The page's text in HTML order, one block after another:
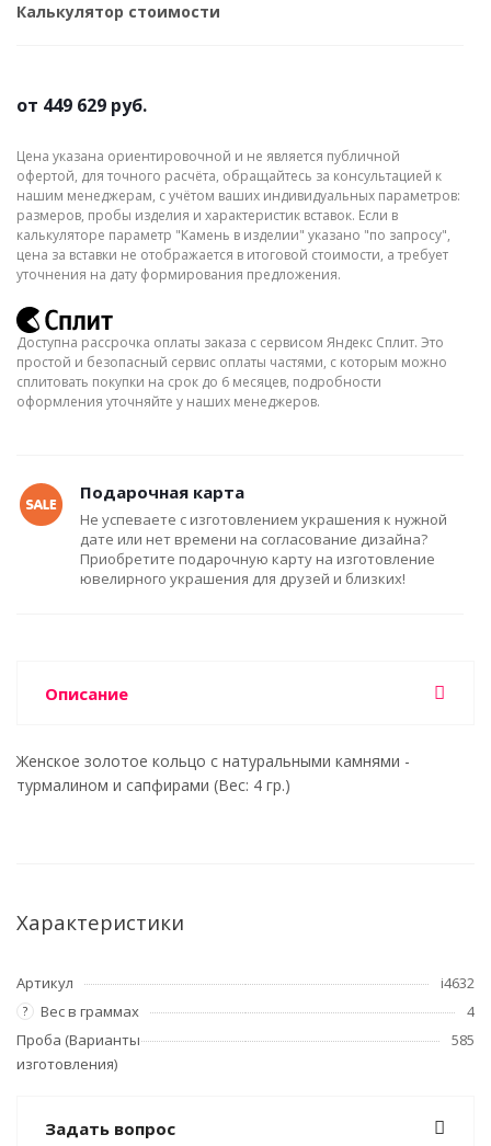
Калькулятор стоимости
от 449 629 руб.
Цена указана ориентировочной и не является публичной
офертой, для точного расчёта, обращайтесь за консультацией к
нашим менеджерам, с учётом ваших индивидуальных параметров:
размеров, пробы изделия и характеристик вставок. Если в
калькуляторе параметр "Камень в изделии" указано "по запросу",
цена за вставки не отображается в итоговой стоимости, а требует
уточнения на дату формирования предложения.
Доступна рассрочка оплаты заказа с сервисом Яндекс Сплит. Это
простой и безопасный сервис оплаты частями, с которым можно
сплитовать покупки на срок до 6 месяцев, подробности
оформления уточняйте у наших менеджеров.
Подарочная карта
Не успеваете с изготовлением украшения к нужной
дате или нет времени на согласование дизайна?
Приобретите подарочную карту на изготовление
ювелирного украшения для друзей и близких!
Описание
Женское золотое кольцо с натуральными камнями -
турмалином и сапфирами (Вес: 4 гр.)
Характеристики
Артикул i4632
? Вес в граммах
4
Проба (Варианты
изготовления)
585
Задать вопрос